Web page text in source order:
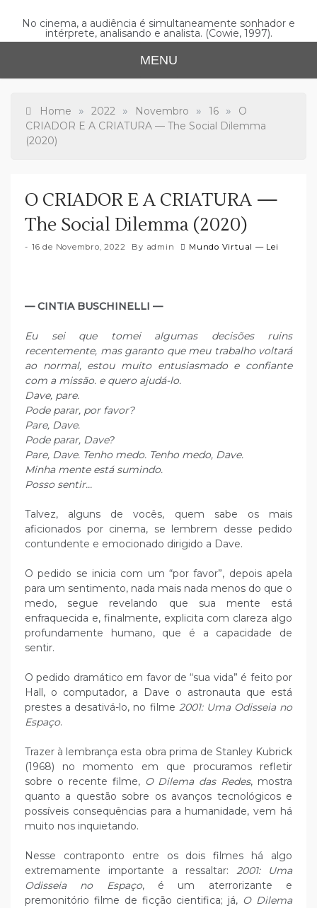
No cinema, a audiência é simultaneamente sonhador e
intérprete, analisando e analista. (Cowie, 1997).
MENU
Home » 2022 » Novembro » 16 »
O
CRIADOR E A CRIATURA — The Social Dilemma
(2020)
O CRIADOR E A CRIATURA —
The Social Dilemma (2020)
16 de Novembro, 2022 By admin Mundo Virtual — Lei
— CINTIA BUSCHINELLI —
Eu sei que tomei algumas decisões ruins
recentemente, mas garanto que meu trabalho voltará
ao normal, estou muito entusiasmado e confiante
com a missão. e quero ajudá-lo.
Dave, pare.
Pode parar, por favor?
Pare, Dave.
Pode parar, Dave?
Pare, Dave. Tenho medo. Tenho medo, Dave.
Minha mente está sumindo.
Posso sentir…
Talvez, alguns de vocês, quem sabe os mais
aficionados por cinema, se lembrem desse pedido
contundente e emocionado dirigido a Dave.
O pedido se inicia com um “por favor”, depois apela
para um sentimento, nada mais nada menos do que o
medo, segue revelando que sua mente está
enfraquecida e, finalmente, explicita com clareza algo
profundamente humano, que é a capacidade de
sentir.
O pedido dramático em favor de “sua vida” é feito por
Hall, o computador, a Dave o astronauta que está
prestes a desativá-lo, no filme 2001: Uma Odisseia no
Espaço.
Trazer à lembrança esta obra prima de Stanley Kubrick
(1968) no momento em que procuramos refletir
sobre o recente filme, O Dilema das Redes, mostra
quanto a questão sobre os avanços tecnológicos e
possíveis consequências para a humanidade, vem há
muito nos inquietando.
Nesse contraponto entre os dois filmes há algo
extremamente importante a ressaltar: 2001: Uma
Odisseia no Espaço, é um aterrorizante e
premonitório filme de ficção cientifica; já, O Dilema